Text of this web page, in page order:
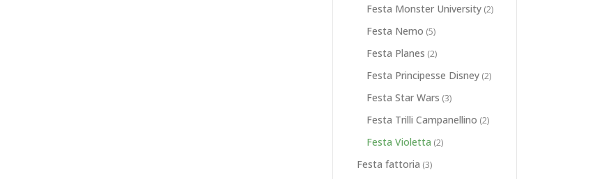
Festa Monster University (2)
Festa Nemo (5)
Festa Planes (2)
Festa Principesse Disney (2)
Festa Star Wars (3)
Festa Trilli Campanellino (2)
Festa Violetta (2)
Festa fattoria (3)